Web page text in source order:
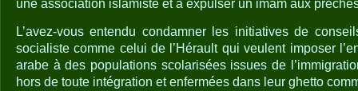
une association islamiste et à expulser un imam aux
L’avez-vous entendu condamner les initiatives de
socialiste comme celui de l’Hérault qui veulent imposer
arabe à des populations scolarisées issues de
hors de toute intégration et enfermées dans leur ghetto